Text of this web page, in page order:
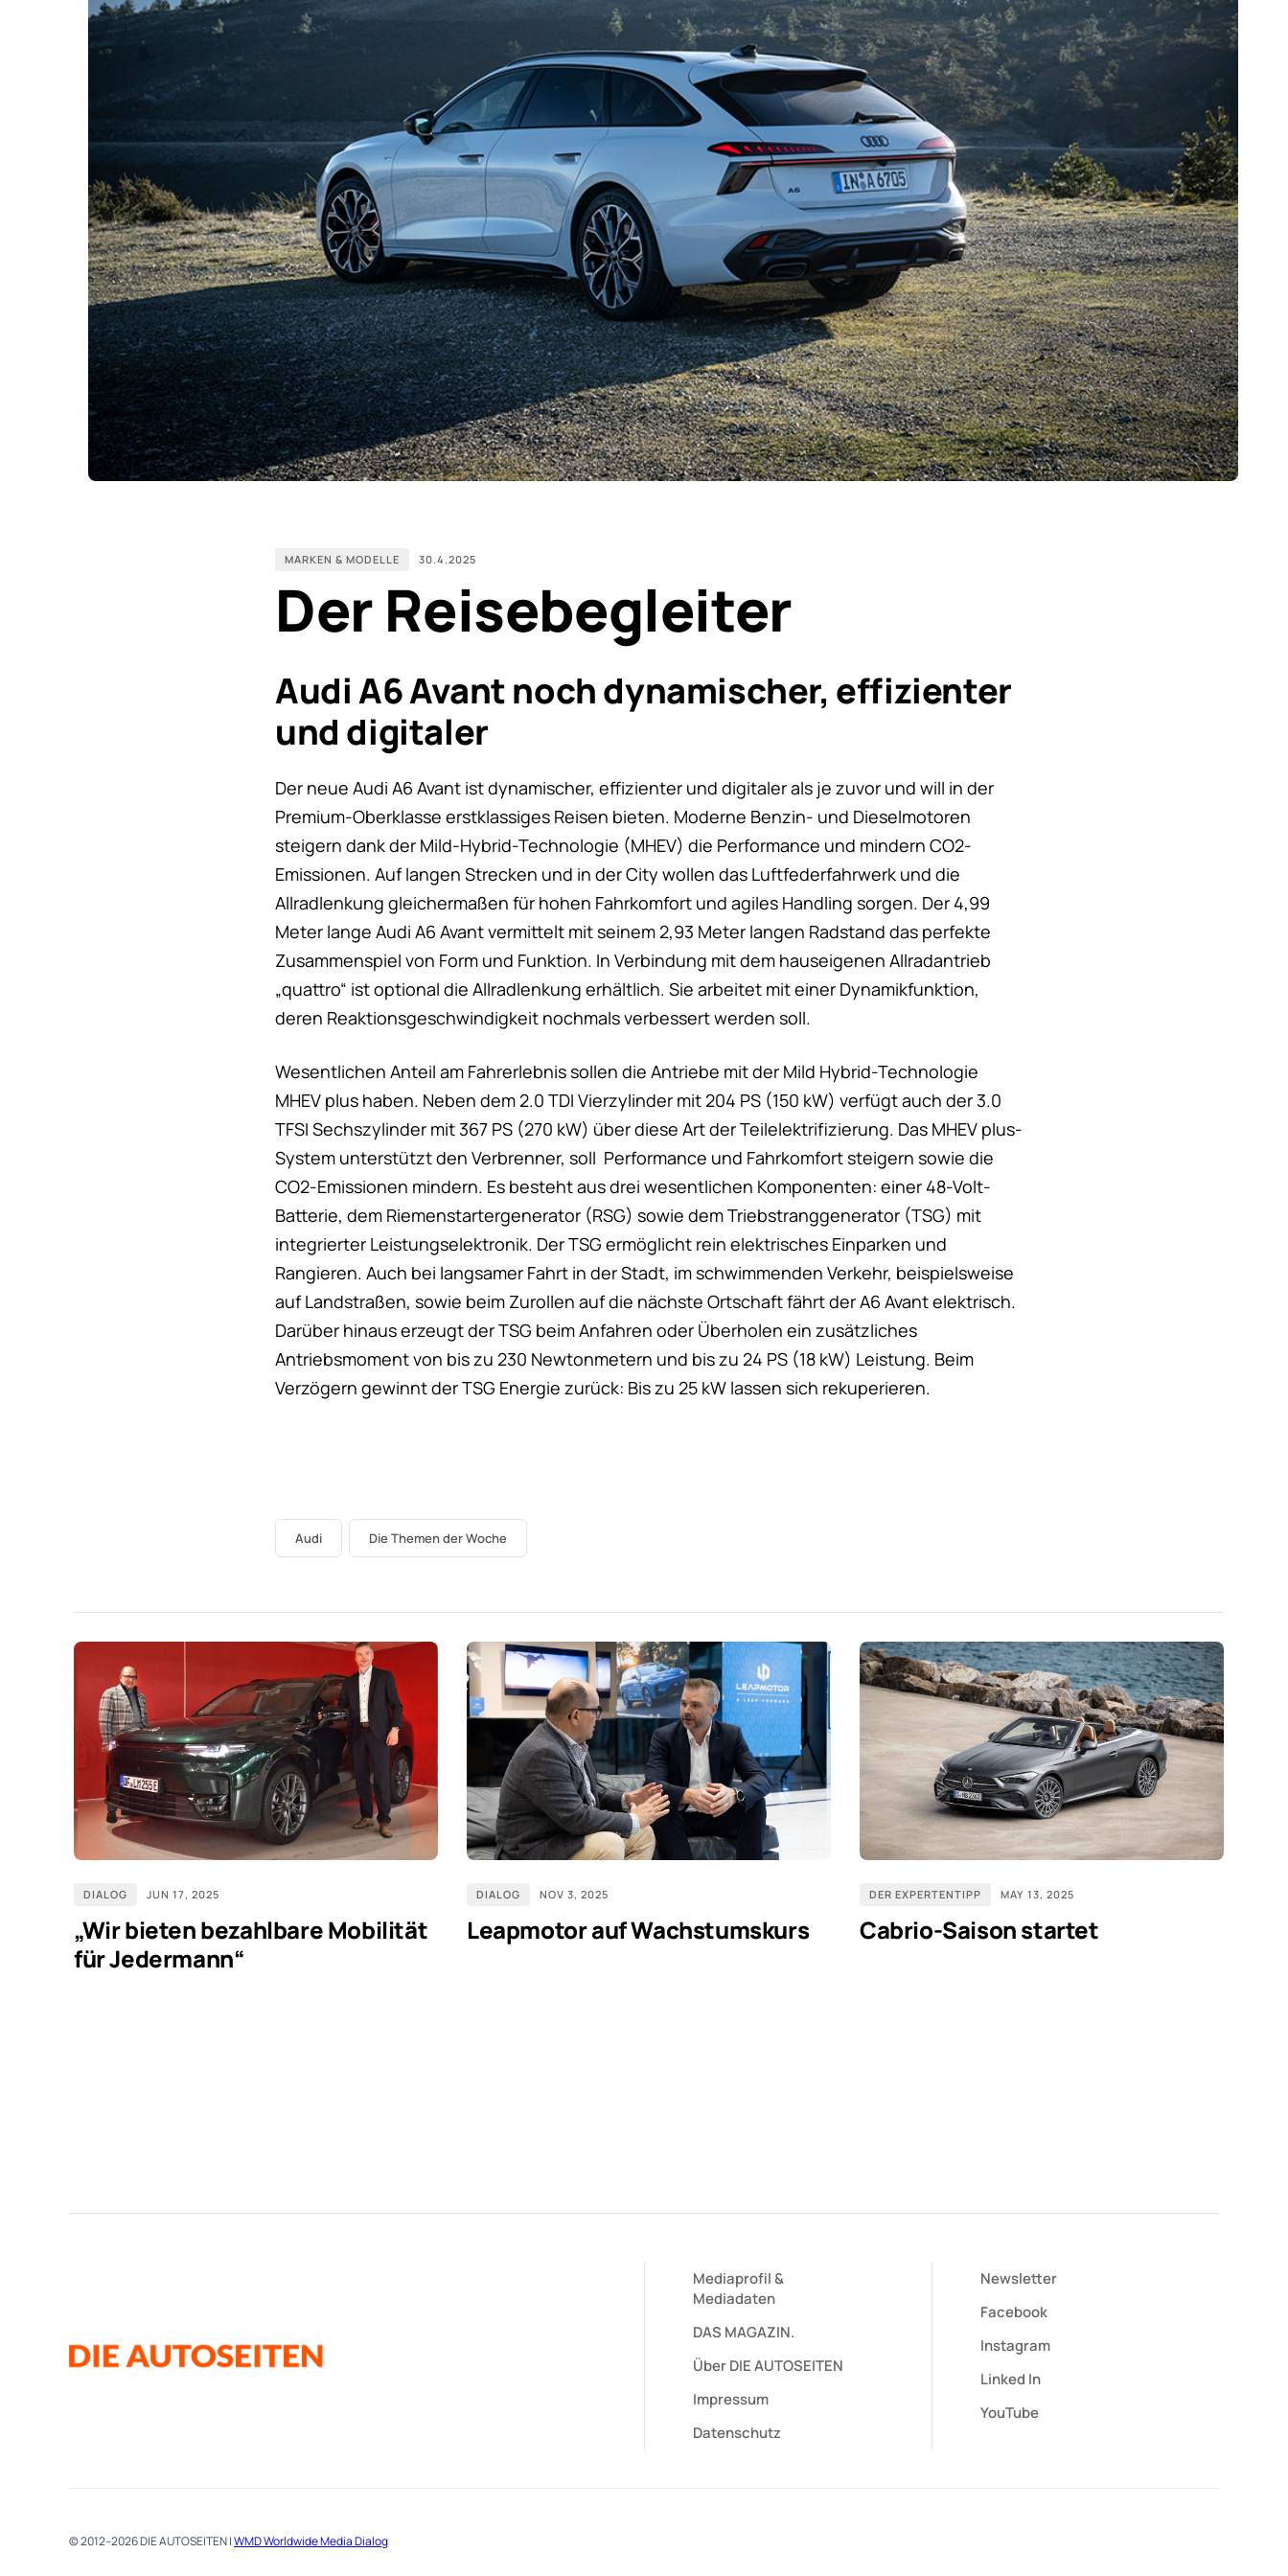
MARKEN & MODELLE 30.4.2025
Der Reisebegleiter
Audi A6 Avant noch dynamischer, effizienter
und digitaler
Der neue Audi A6 Avant ist dynamischer, effizienter und digitaler als je zuvor und will in der
Premium-Oberklasse erstklassiges Reisen bieten. Moderne Benzin- und Dieselmotoren
steigern dank der Mild-Hybrid-Technologie (MHEV) die Performance und mindern CO2-
Emissionen. Auf langen Strecken und in der City wollen das Luftfederfahrwerk und die
Allradlenkung gleichermaßen für hohen Fahrkomfort und agiles Handling sorgen. Der 4,99
Meter lange Audi A6 Avant vermittelt mit seinem 2,93 Meter langen Radstand das perfekte
Zusammenspiel von Form und Funktion. In Verbindung mit dem hauseigenen Allradantrieb
„quattro“ ist optional die Allradlenkung erhältlich. Sie arbeitet mit einer Dynamikfunktion,
deren Reaktionsgeschwindigkeit nochmals verbessert werden soll.
Wesentlichen Anteil am Fahrerlebnis sollen die Antriebe mit der Mild Hybrid-Technologie
MHEV plus haben. Neben dem 2.0 TDI Vierzylinder mit 204 PS (150 kW) verfügt auch der 3.0
TFSI Sechszylinder mit 367 PS (270 kW) über diese Art der Teilelektrifizierung. Das MHEV plus-
System unterstützt den Verbrenner, soll Performance und Fahrkomfort steigern sowie die
CO2-Emissionen mindern. Es besteht aus drei wesentlichen Komponenten: einer 48-Volt-
Batterie, dem Riemenstartergenerator (RSG) sowie dem Triebstranggenerator (TSG) mit
integrierter Leistungselektronik. Der TSG ermöglicht rein elektrisches Einparken und
Rangieren. Auch bei langsamer Fahrt in der Stadt, im schwimmenden Verkehr, beispielsweise
auf Landstraßen, sowie beim Zurollen auf die nächste Ortschaft fährt der A6 Avant elektrisch.
Darüber hinaus erzeugt der TSG beim Anfahren oder Überholen ein zusätzliches
Antriebsmoment von bis zu 230 Newtonmetern und bis zu 24 PS (18 kW) Leistung. Beim
Verzögern gewinnt der TSG Energie zurück: Bis zu 25 kW lassen sich rekuperieren.
Audi Die Themen der Woche
DIALOG JUN 17, 2025
„Wir bieten bezahlbare Mobilität
für Jedermann“
DIALOG NOV 3, 2025
Leapmotor auf Wachstumskurs
DER EXPERTENTIPP MAY 13, 2025
Cabrio-Saison startet
Mediaprofil&
Mediadaten
DAS MAGAZIN.
Über DIE AUTOSEITEN
Impressum
Datenschutz
Newsletter
Facebook
Instagram
Linked In
YouTube
© 2012–2026 DIE AUTOSEITEN |WMD Worldwide Media Dialog